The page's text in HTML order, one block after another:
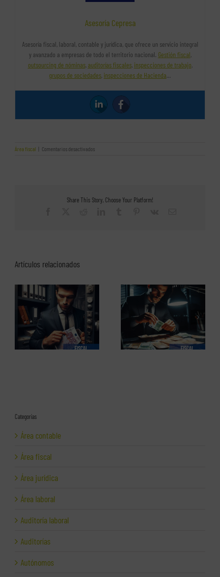
Asesoría Cepresa
Asesoría fiscal, laboral, contable y jurídica, que ofrece un servicio integral
y avanzado a empresas de todo el territorio nacional. Gestión fiscal,
outsourcing de nóminas,auditorías fiscales, inspecciones de trabajo,
grupos de sociedades, inspecciones de Hacienda…
Área fiscal | Comentarios desactivadosen
Share This Story, Choose Your Platform!
Artículos relacionados
Los delitos fiscales (1 de 2)
El perfil de los
emprendedores españoles.
Informe completo en pdf
Categorías
Área contable
Área fiscal
Área jurídica
Área laboral
Auditoría laboral
Auditorías
Autónomos